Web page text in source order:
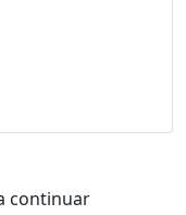
continuar